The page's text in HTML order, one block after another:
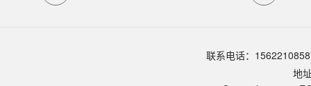
SCIENTIFIC常规库存产品一般1-3个工作日内发货。如遇缺
联系电话：
地